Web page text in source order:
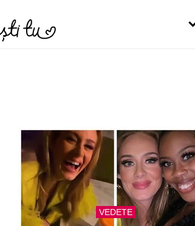
VEDETE